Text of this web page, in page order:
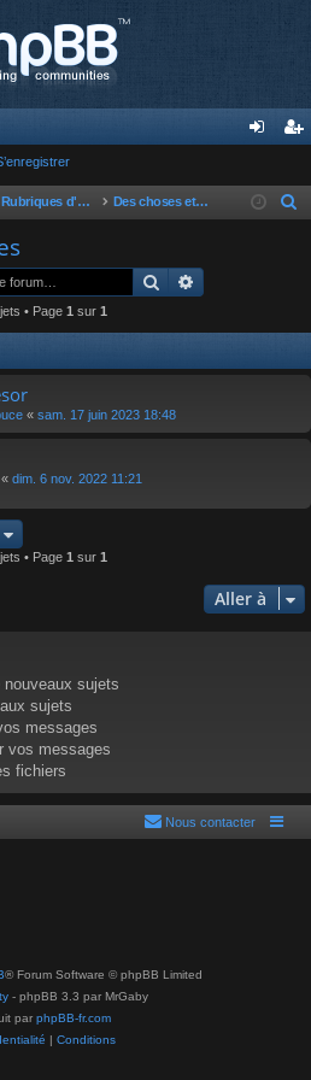
ne nr
Rubriques d'Aghana Des choses et d'autres
r
Rechercher
• Page 1 sur 1
« sam. 17 juin 2023 18:48
« dim. 6 nov. 2022 11:21
• Page 1 sur 1
Aller à
nouveaux sujets
sujets
messages
vos messages
fichiers
Nous contacter
® Forum Software © phpBB Limited
- phpBB 3.3 par MrGaby
par phpBB-fr.com
| Conditions